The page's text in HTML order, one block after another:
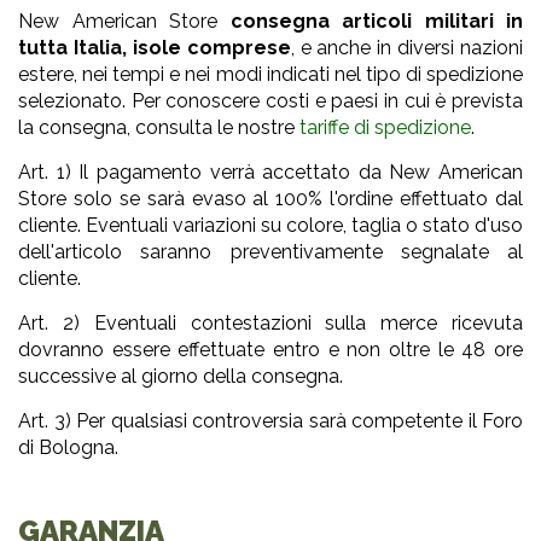
New American Store consegna articoli militari in
tutta Italia, isole comprese, e anche in diversi nazioni
estere, nei tempi e nei modi indicati nel tipo di spedizione
selezionato. Per conoscere costi e paesi in cui è prevista
la consegna, consulta le nostre tariffe di spedizione.
Art. 1) Il pagamento verrà accettato da New American
Store solo se sarà evaso al 100% l'ordine effettuato dal
cliente. Eventuali variazioni su colore, taglia o stato d'uso
dell'articolo saranno preventivamente segnalate al
cliente.
Art. 2) Eventuali contestazioni sulla merce ricevuta
dovranno essere effettuate entro e non oltre le 48 ore
successive al giorno della consegna.
Art. 3) Per qualsiasi controversia sarà competente il Foro
di Bologna.
GARANZIA